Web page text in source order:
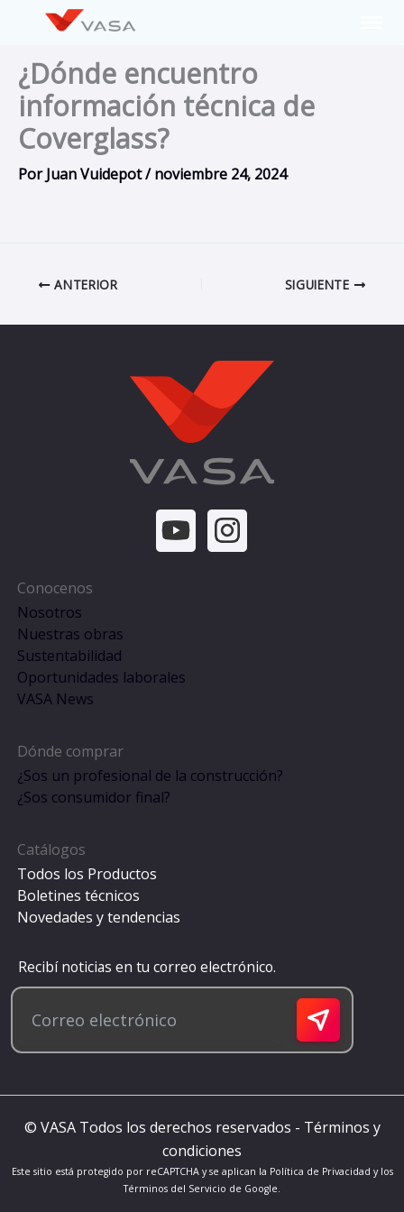
contenido
¿Dónde encuentro
información técnica de
Coverglass?
PorJuan Vuidepot/noviembre 24, 2024
ANTERIOR SIGUIENTE
Conocenos
Nosotros
Nuestras obras
Sustentabilidad
Oportunidades laborales
VASA News
Dónde comprar
¿Sos un profesional de la construcción?
¿Sos consumidor final?
Catálogos
Todos los Productos
Boletines técnicos
Novedades y tendencias
Recibí noticias en tu correo electrónico.
© VASA Todos los derechos reservados - Términos y
condiciones
Este sitio está protegido por reCAPTCHA y se aplican la Política de Privacidad y los
Términos del Servicio de Google.